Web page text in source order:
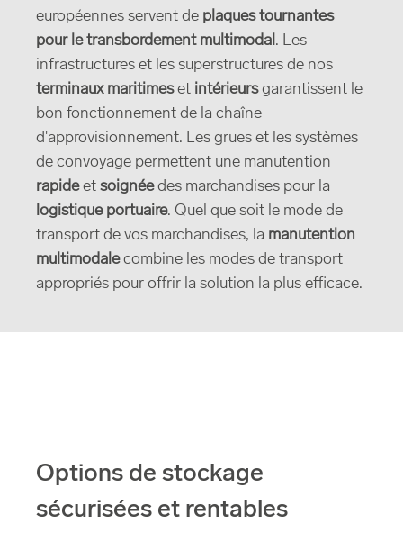
européennes servent de plaques tournantes
pour le transbordement multimodal. Les
infrastructures et les superstructures de nos
terminaux maritimeset intérieursgarantissent le
bon fonctionnement de la chaîne
d'approvisionnement. Les grues et les systèmes
de convoyage permettent une manutention
rapideet soignéedes marchandises pour la
logistique portuaire. Quel que soit le mode de
transport de vos marchandises, la manutention
multimodalecombine les modes de transport
appropriés pour offrir la solution la plus efficace.
Options de stockage
sécurisées et rentables